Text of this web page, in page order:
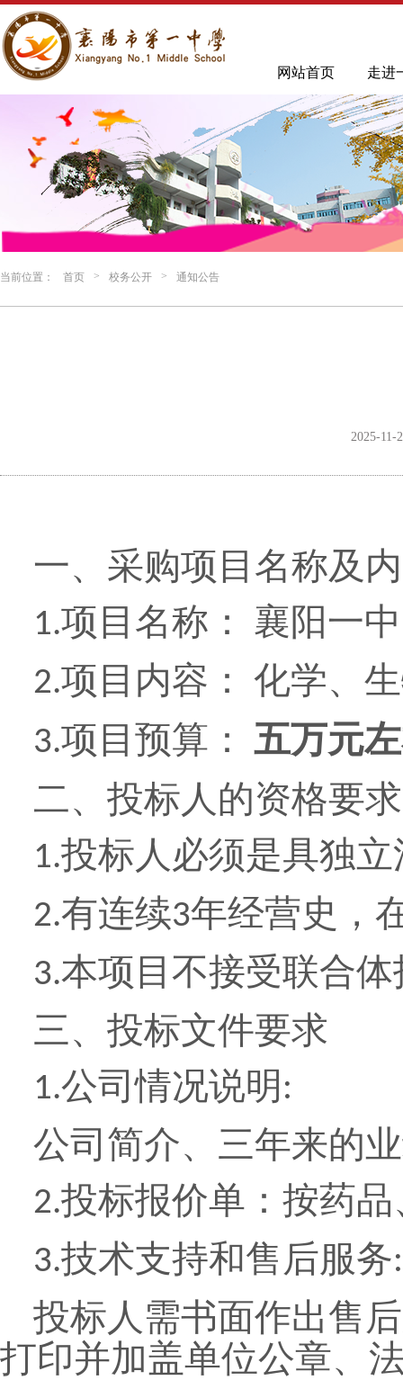
网站首页 走进
当前位置： 首页 > 校务公开 > 通知公告
2025-11-
一、采购项目名称及
1.项目名称： 襄阳一中
2.项目内容： 化学、
3.项目预算： 五万元
二、投标人的资格要求
1.投标人必须是具独
2.有连续3年经营史，
3.本项目不接受联合
三、投标文件要求
1.公司情况说明 :
公司简介、三年来的
2.投标报价单：按药品
3.技术支持和售后服务:
投标人需书面作出售
打印并加盖单位公章、